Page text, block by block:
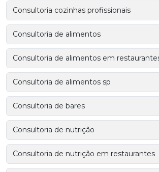
Consultoria cozinhas profissionais
Consultoria de alimentos
Consultoria de alimentos em
Consultoria de alimentos sp
Consultoria de bares
Consultoria de nutrição
Consultoria de nutrição em restaurantes